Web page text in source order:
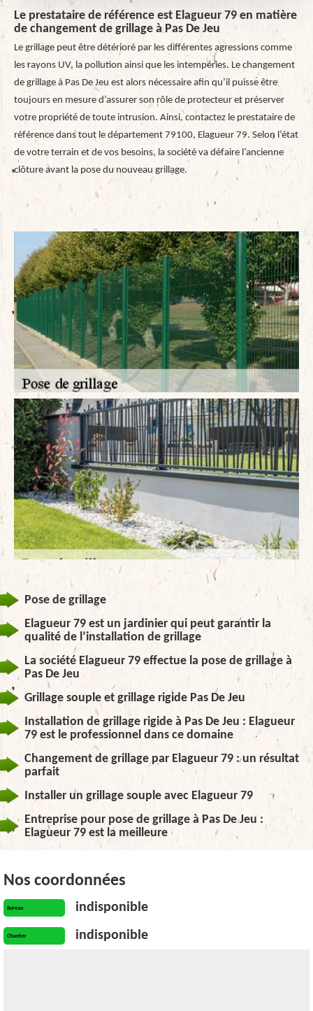
Le prestataire de référence est Elagueur 79 en matière
de changement de grillage à Pas De Jeu
Le grillage peut être détérioré par les différentes agressions comme
les rayons UV, la pollution ainsi que les intempéries. Le changement
de grillage à Pas De Jeu est alors nécessaire afin qu’il puisse être
toujours en mesure d’assurer son rôle de protecteur et préserver
votre propriété de toute intrusion. Ainsi, contactez le prestataire de
référence dans tout le département 79100, Elagueur 79. Selon l’état
de votre terrain et de vos besoins, la société va défaire l’ancienne
clôture avant la pose du nouveau grillage.
Pose de grillage
Elagueur 79 est un jardinier qui peut garantir la
qualité de l’installation de grillage
La société Elagueur 79 effectue la pose de grillage à
Pas De Jeu
Grillage souple et grillage rigide Pas De Jeu
Installation de grillage rigide à Pas De Jeu : Elagueur
79 est le professionnel dans ce domaine
Changement de grillage par Elagueur 79 : un résultat
parfait
Installer un grillage souple avec Elagueur 79
Entreprise pour pose de grillage à Pas De Jeu :
Elagueur 79 est la meilleure
Nos coordonnées
Bureau indisponible
Chantier indisponible